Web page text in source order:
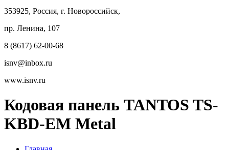
353925, Россия, г. Новороссийск,
пр. Ленина, 107
8 (8617) 62-00-68
isnv@inbox.ru
www.isnv.ru
Кодовая панель TANTOS TS-
KBD-EM Metal